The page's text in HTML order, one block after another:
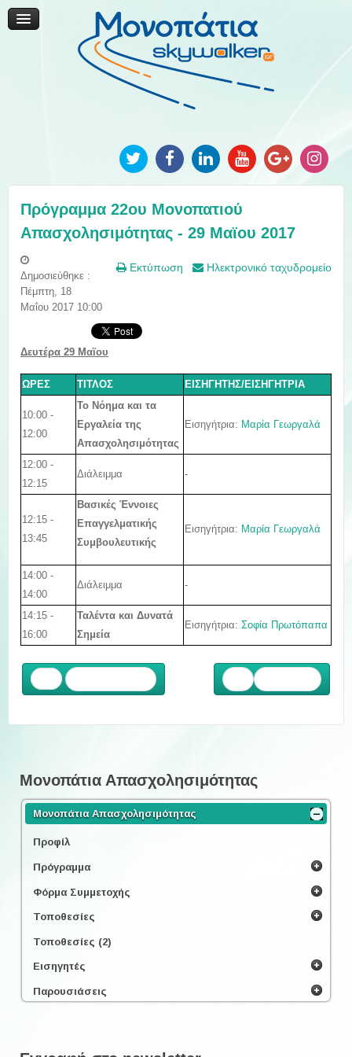
Μονοπάτια Καινοτομίας
Μονοπάτια Τοπικής Ανάπτυξης
Ανακοινώσεις
Φωτογραφίες
Πρόγραμμα 22ου Μονοπατιού
Απασχολησιμότητας - 29 Μαϊου 2017
Εκτύπωση Ηλεκτρονικό ταχυδρομείο
Δημοσιεύθηκε :
Πέμπτη, 18
Μαΐου 2017 10:00
Δευτέρα 29 Μαϊου
ΩΡΕΣ ΤΙΤΛΟΣ ΕΙΣΗΓΗΤΗΣ/ΕΙΣΗΓΗΤΡΙΑ
10:00 -
12:00
Το Νόημα και τα
Εργαλεία της
Απασχολησιμότητας
Εισηγήτρια: Μαρία Γεωργαλά
12:00 -
12:15
Διάλειμμα -
12:15 -
13:45
Βασικές Έννοιες
Επαγγελματικής
Συμβουλευτικής
Εισηγήτρια: Μαρία Γεωργαλά
14:00 -
14:00
Διάλειμμα -
14:15 -
16:00
Ταλέντα και Δυνατά
Σημεία
Εισηγήτρια: Σοφία Πρωτόπαπα
Μονοπάτια Απασχολησιμότητας
Μονοπάτια Απασχολησιμότητας
Προφίλ
Πρόγραμμα
Φόρμα Συμμετοχής
Τοποθεσίες
Τοποθεσίες (2)
Εισηγητές
Παρουσιάσεις